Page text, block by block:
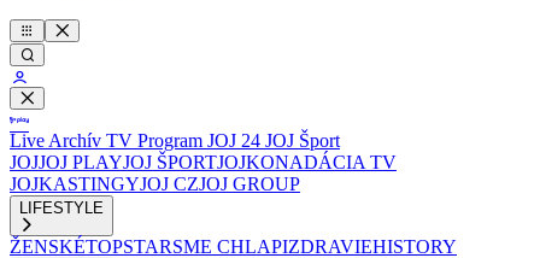
Live Archív TV Program JOJ 24 JOJ Šport
JOJJOJ PLAYJOJ ŠPORTJOJKONADÁCIA TV
JOJKASTINGYJOJ CZJOJ GROUP
LIFESTYLE
ŽENSKÉTOPSTARSME CHLAPIZDRAVIEHISTORY